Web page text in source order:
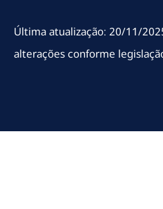
Última atualização: 20/11/
alterações conforme